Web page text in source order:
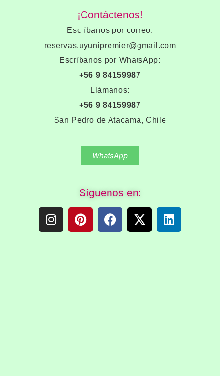
¡Contáctenos!
Escríbanos por correo:
reservas.uyunipremier@gmail.com
Escríbanos por WhatsApp:
+56 9 84159987
Llámanos:
+56 9 84159987
San Pedro de Atacama, Chile
WhatsApp
Síguenos en: